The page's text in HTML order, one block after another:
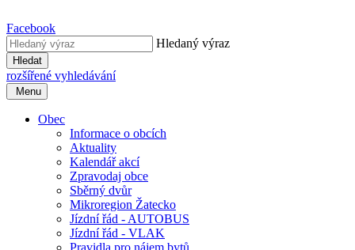
Facebook
Hledaný výraz
Hledat
rozšířené vyhledávání
Menu
Obec
Informace o obcích
Aktuality
Kalendář akcí
Zpravodaj obce
Sběrný dvůr
Mikroregion Žatecko
Jízdní řád - AUTOBUS
Jízdní řád - VLAK
Pravidla pro nájem bytů